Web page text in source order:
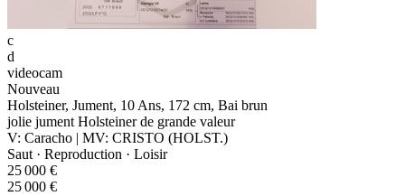
c
d
videocam
Nouveau
Holsteiner, Jument, 10 Ans, 172 cm, Bai brun
jolie jument Holsteiner de grande valeur
V: Caracho | MV: CRISTO (HOLST.)
Saut · Reproduction · Loisir
25 000 €
25 000 €